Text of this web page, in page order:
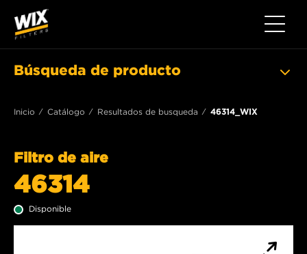
Toggle
Búsqueda de producto
Inicio Catálogo Resultados de busqueda 46314_WIX
Filtro de aire
46314
Disponible